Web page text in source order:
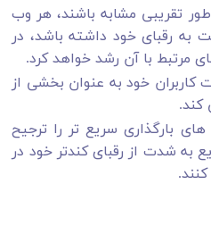
تقریبی مشابه باشند، هر وب‌
به رقبای خود داشته باشد، در
مرتبط با آن رشد خواهد کرد.
کاربران خود به عنوان بخشی از
بارگذاری سریع تر را ترجیح
شدت از رقبای کندتر خود در